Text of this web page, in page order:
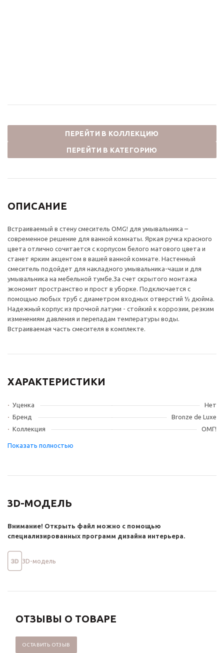
ПЕРЕЙТИ В КОЛЛЕКЦИЮ
ПЕРЕЙТИ В КАТЕГОРИЮ
ОПИСАНИЕ
Встраиваемый в стену смеситель OMG! для умывальника –
современное решение для ванной комнаты. Яркая ручка красного
цвета отлично сочитается с корпусом белого матового цвета и
станет ярким акцентом в вашей ванной комнате. Настенный
смеситель подойдет для накладного умывальника-чаши и для
умывальника на мебельной тумбе.За счет скрытого монтажа
экономит пространство и прост в уборке. Подключается с
помощью любых труб с диаметром входных отверстий ½ дюйма.
Надежный корпус из прочной латуни - стойкий к коррозии, резким
изменениям давления и перепадам температуры воды.
Встраиваемая часть смесителя в комплекте.
ХАРАКТЕРИСТИКИ
Уценка
Нет
Бренд
Bronze de Luxe
Коллекция
ОМГ!
3D-МОДЕЛЬ
Внимание! Открыть файл можно с помощью
специализированных программ дизайна интерьера.
3D-модель
ОТЗЫВЫ О ТОВАРЕ
ОСТАВИТЬ ОТЗЫВ